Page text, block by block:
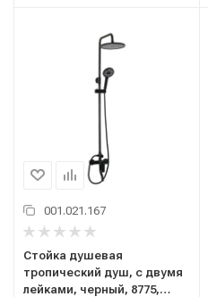
001.021.167
Стойка душевая
тропический душ, с двумя
лейками, черный, 8775,